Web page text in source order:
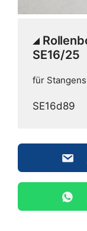
SE16/25
für
SE16d89